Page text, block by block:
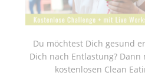
Du möchtest Dich gesund
Dich nach Entlastung?
kostenlosen Clean